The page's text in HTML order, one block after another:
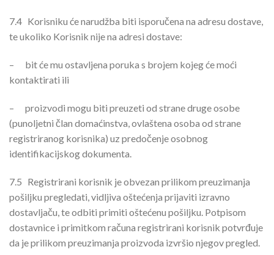
7.4 Korisniku će narudžba biti isporučena na adresu dostave,
te ukoliko Korisnik nije na adresi dostave:
– bit će mu ostavljena poruka s brojem kojeg će moći
kontaktirati ili
–
proizvodi mogu biti preuzeti od strane druge osobe
(punoljetni član domaćinstva, ovlaštena osoba od strane
registriranog korisnika) uz predočenje osobnog
identifikacijskog dokumenta.
7.5 Registrirani korisnik je obvezan prilikom preuzimanja
pošiljku pregledati, vidljiva oštećenja prijaviti izravno
dostavljaču, te odbiti primiti oštećenu pošiljku. Potpisom
dostavnice i primitkom računa registrirani korisnik potvrđuje
da je prilikom preuzimanja proizvoda izvršio njegov pregled.